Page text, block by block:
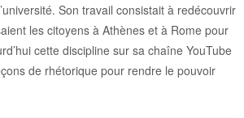
Son travail consistait à redécouvrir
les citoyens à Athènes et à Rome pour
cette discipline sur sa chaîne YouTube
de rhétorique pour rendre le pouvoir